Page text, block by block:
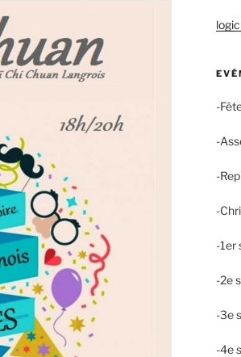
-
-
-
-
-1er
-2e
-3e
-4e